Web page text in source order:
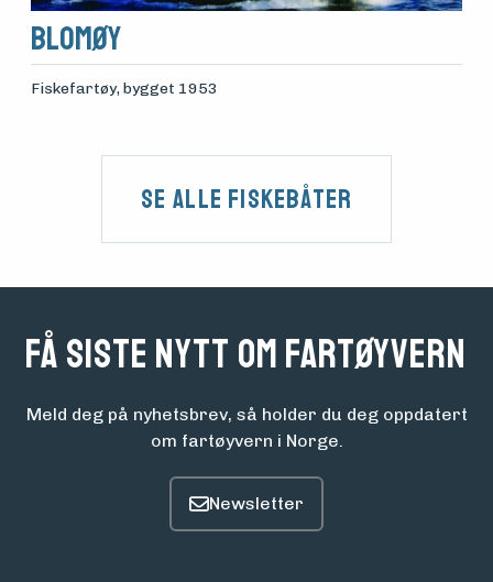
Blomøy
Fiskefartøy, bygget 1953
Se alle fiskebåter
Få siste nytt om fartøyvern
Meld deg på nyhetsbrev, så holder du deg oppdatert
om fartøyvern i Norge.